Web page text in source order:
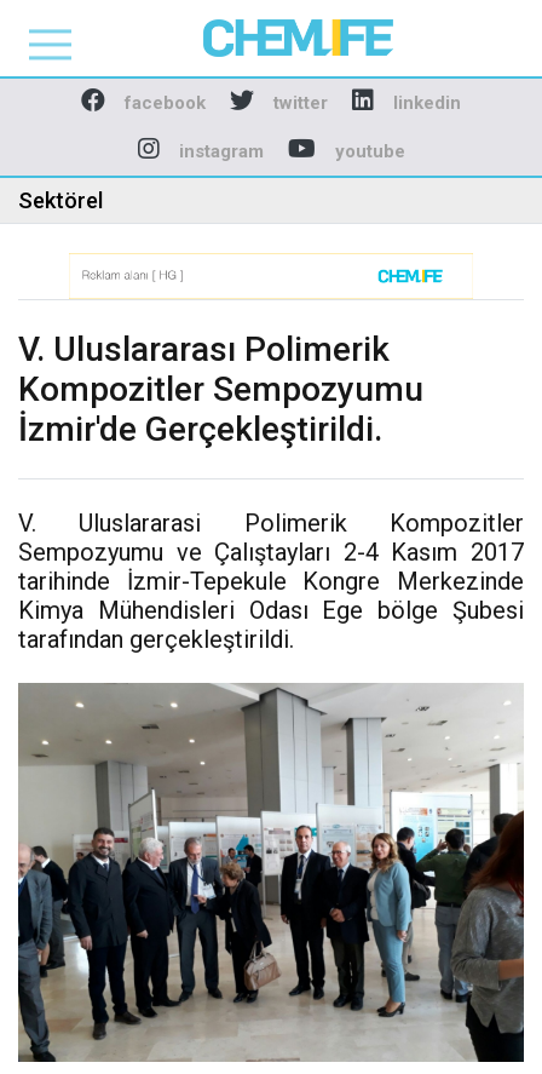
Chemlife - Basılı ve
facebook twitter linkedin
instagram youtube
Sektörel
V. Uluslararası Polimerik
Kompozitler Sempozyumu
İzmir'de Gerçekleştirildi.
V. Uluslararasi Polimerik Kompozitler
Sempozyumu ve Çalıştayları 2-4 Kasım 2017
tarihinde İzmir-Tepekule Kongre Merkezinde
Kimya Mühendisleri Odası Ege bölge Şubesi
tarafından gerçekleştirildi.